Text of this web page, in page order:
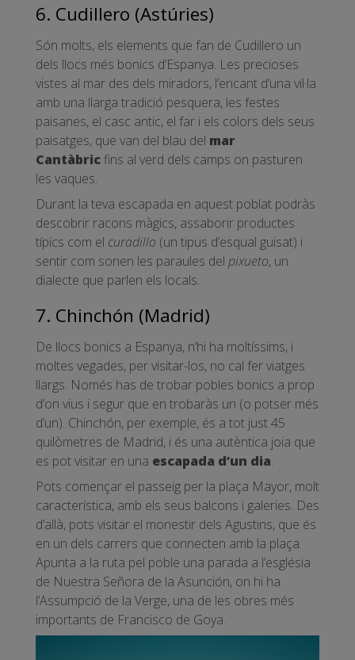
6. Cudillero (Astúries)
Són molts, els elements que fan de Cudillero un
dels llocs més bonics d’Espanya. Les precioses
vistes al mar des dels miradors, l’encant d’una vil·la
amb una llarga tradició pesquera, les festes
paisanes, el casc antic, el far i els colors dels seus
paisatges, que van del blau del mar
Cantàbricfins al verd dels camps on pasturen
les vaques.
Durant la teva escapada en aquest poblat podràs
descobrir racons màgics, assaborir productes
típics com el curadillo (un tipus d’esqual guisat) i
sentir com sonen les paraules del pixueto, un
dialecte que parlen els locals.
7. Chinchón (Madrid)
De llocs bonics a Espanya, n’hi ha moltíssims, i
moltes vegades, per visitar-los, no cal fer viatges
llargs. Només has de trobar pobles bonics a prop
d’on vius i segur que en trobaràs un (o potser més
d’un). Chinchón, per exemple, és a tot just 45
quilòmetres de Madrid, i és una autèntica joia que
es pot visitar en una escapada d’un dia.
Pots començar el passeig per la plaça Mayor, molt
característica, amb els seus balcons i galeries. Des
d’allà, pots visitar el monestir dels Agustins, que és
en un dels carrers que connecten amb la plaça.
Apunta a la ruta pel poble una parada a l’església
de Nuestra Señora de la Asunción, on hi ha
l’Assumpció de la Verge, una de les obres més
importants de Francisco de Goya.